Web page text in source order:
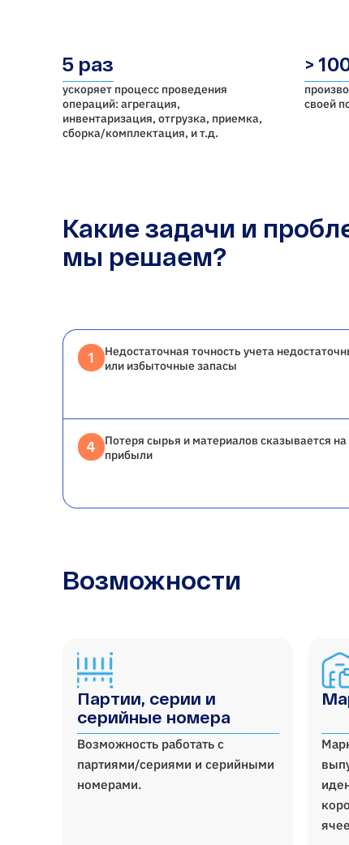
5 раз
ускоряет процесс проведения
операций: агрегация,
инвентаризация, отгрузка, приемка,
cборка/комплектация, и т.д.
>
своей
Какие задачи и
мы решаем?
1
Недостаточная точность учета
или избыточные запасы
4
Потеря сырья и материалов сказывается на
прибыли
Возможности
Партии, серии и
серийные номера
Возможность работать с
партиями/сериями и серийными
номерами.